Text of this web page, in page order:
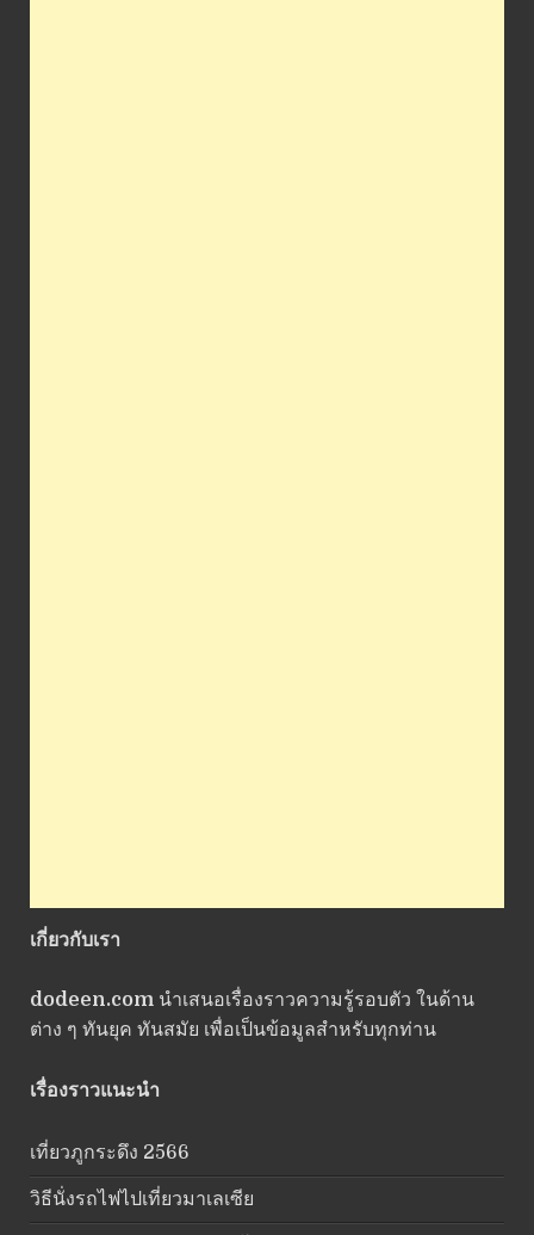
เกี่ยวกับเรา
dodeen.com นำเสนอเรื่องราวความรู้รอบตัว ในด้าน
ต่าง ๆ ทันยุค ทันสมัย เพื่อเป็นข้อมูลสำหรับทุกท่าน
เรื่องราวแนะนำ
เที่ยวภูกระดึง 2566
วิธีนั่งรถไฟไปเที่ยวมาเลเซีย